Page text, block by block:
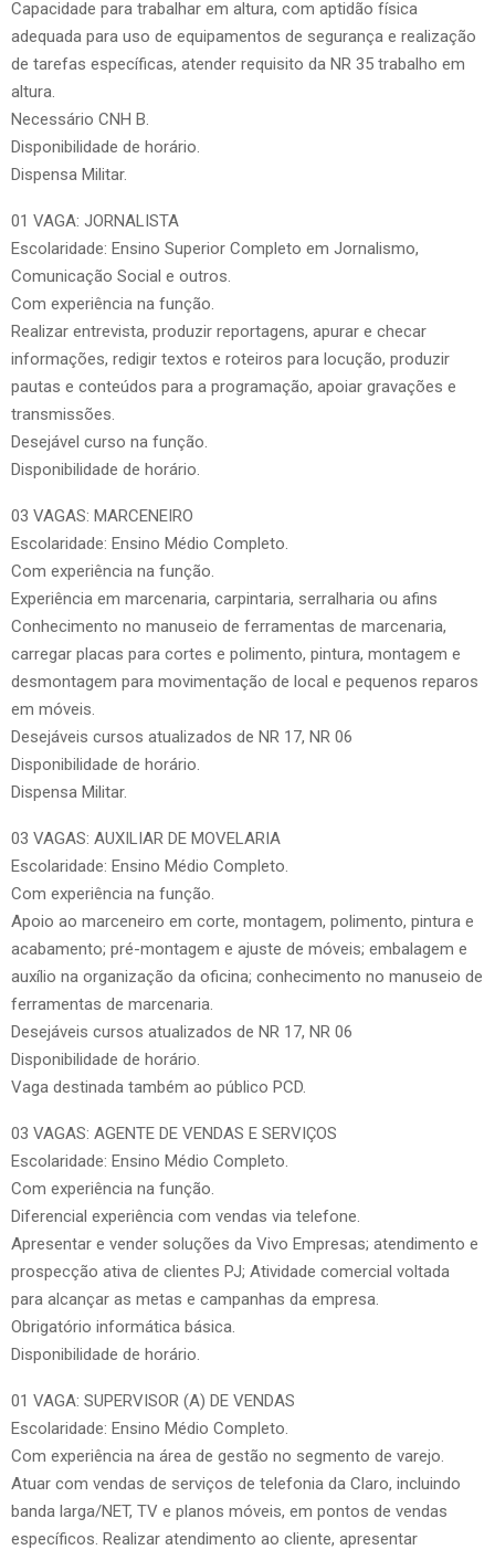
Capacidade para trabalhar em altura, com aptidão física
adequada para uso de equipamentos de segurança e realização
de tarefas específicas, atender requisito da NR 35 trabalho em
altura.
Necessário CNH B.
Disponibilidade de horário.
Dispensa Militar.
01 VAGA: JORNALISTA
Escolaridade: Ensino Superior Completo em Jornalismo,
Comunicação Social e outros.
Com experiência na função.
Realizar entrevista, produzir reportagens, apurar e checar
informações, redigir textos e roteiros para locução, produzir
pautas e conteúdos para a programação, apoiar gravações e
transmissões.
Desejável curso na função.
Disponibilidade de horário.
03 VAGAS: MARCENEIRO
Escolaridade: Ensino Médio Completo.
Com experiência na função.
Experiência em marcenaria, carpintaria, serralharia ou afins
Conhecimento no manuseio de ferramentas de marcenaria,
carregar placas para cortes e polimento, pintura, montagem e
desmontagem para movimentação de local e pequenos reparos
em móveis.
Desejáveis cursos atualizados de NR 17, NR 06
Disponibilidade de horário.
Dispensa Militar.
03 VAGAS: AUXILIAR DE MOVELARIA
Escolaridade: Ensino Médio Completo.
Com experiência na função.
Apoio ao marceneiro em corte, montagem, polimento, pintura e
acabamento; pré-montagem e ajuste de móveis; embalagem e
auxílio na organização da oficina; conhecimento no manuseio de
ferramentas de marcenaria.
Desejáveis cursos atualizados de NR 17, NR 06
Disponibilidade de horário.
Vaga destinada também ao público PCD.
03 VAGAS: AGENTE DE VENDAS E SERVIÇOS
Escolaridade: Ensino Médio Completo.
Com experiência na função.
Diferencial experiência com vendas via telefone.
Apresentar e vender soluções da Vivo Empresas; atendimento e
prospecção ativa de clientes PJ; Atividade comercial voltada
para alcançar as metas e campanhas da empresa.
Obrigatório informática básica.
Disponibilidade de horário.
01 VAGA: SUPERVISOR (A) DE VENDAS
Escolaridade: Ensino Médio Completo.
Com experiência na área de gestão no segmento de varejo.
Atuar com vendas de serviços de telefonia da Claro, incluindo
banda larga/NET, TV e planos móveis, em pontos de vendas
específicos. Realizar atendimento ao cliente, apresentar